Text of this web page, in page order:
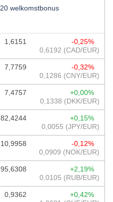
PESO
FLORIN
MANAT
DOLLAR
TAKA
DOLLAR
DOLLAR
NGULTRUM
BOLIVIANO
welkomstbonus
1,6151
-0,25%
0,6192 (CAD/EUR)
7,7759
-0,32%
0,1286 (CNY/EUR)
7,4757
+0,00%
0,1338 (DKK/EUR)
+0,15%
0,0055 (JPY/EUR)
10,9958
-0,12%
0,0909 (NOK/EUR)
95,6308
+2,19%
0,0105 (RUB/EUR)
0,9362
+0,42%